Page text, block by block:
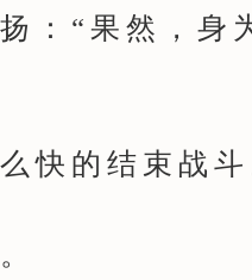
：“果然，身
的结束战斗